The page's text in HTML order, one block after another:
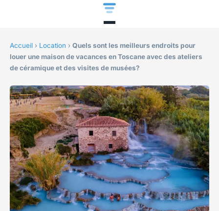
Accueil › Location › Quels sont les meilleurs endroits pour
louer une maison de vacances en Toscane avec des ateliers
de céramique et des visites de musées?